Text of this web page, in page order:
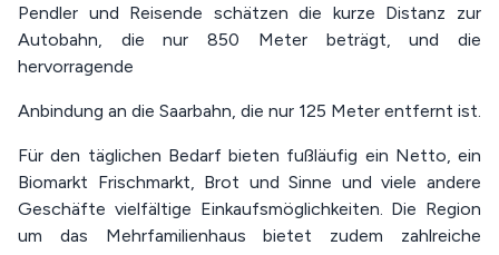
Pendler und Reisende schätzen die kurze Distanz zur
Autobahn, die nur 850 Meter beträgt, und die
hervorragende
Anbindung an die Saarbahn, die nur 125 Meter entfernt ist.
Für den täglichen Bedarf bieten fußläufig ein Netto, ein
Biomarkt Frischmarkt, Brot und Sinne und viele andere
Geschäfte vielfältige Einkaufsmöglichkeiten. Die Region
um das Mehrfamilienhaus bietet zudem zahlreiche